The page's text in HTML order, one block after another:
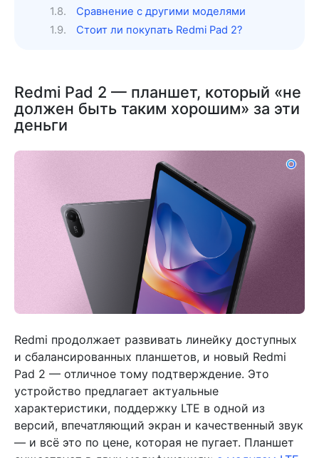
Сравнение с другими моделями
Стоит ли покупать Redmi Pad 2?
Redmi Pad 2 — планшет, который «не
должен быть таким хорошим» за эти
деньги
Redmi продолжает развивать линейку доступных
и сбалансированных планшетов, и новый Redmi
Pad 2 — отличное тому подтверждение. Это
устройство предлагает актуальные
характеристики, поддержку LTE в одной из
версий, впечатляющий экран и качественный звук
— и всё это по цене, которая не пугает. Планшет